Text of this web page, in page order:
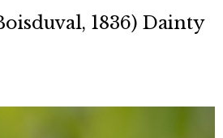
1836) Dainty